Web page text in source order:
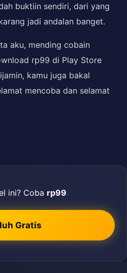
buktiin sendiri, dari yang
jadi andalan banget.
aku, mending cobain
rp99 di Play Store
kamu juga bakal
mencoba dan selamat
ini? Coba rp99
Gratis